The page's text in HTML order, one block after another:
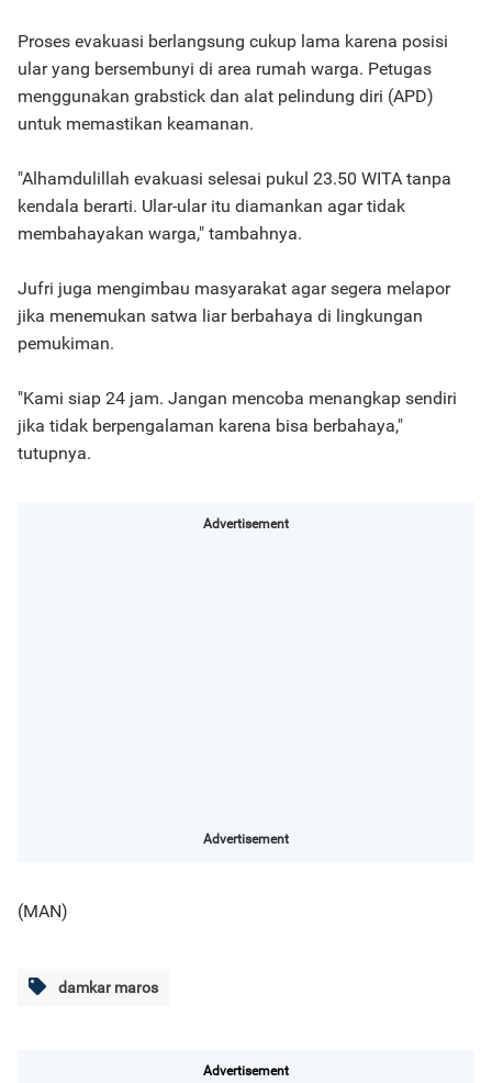
Proses evakuasi berlangsung cukup lama karena posisi
ular yang bersembunyi di area rumah warga. Petugas
menggunakan grabstick dan alat pelindung diri (APD)
untuk memastikan keamanan.
"Alhamdulillah evakuasi selesai pukul 23.50 WITA tanpa
kendala berarti. Ular-ular itu diamankan agar tidak
membahayakan warga," tambahnya.
Jufri juga mengimbau masyarakat agar segera melapor
jika menemukan satwa liar berbahaya di lingkungan
pemukiman.
"Kami siap 24 jam. Jangan mencoba menangkap sendiri
jika tidak berpengalaman karena bisa berbahaya,"
tutupnya.
Advertisement
Advertisement
(MAN)
damkar maros
Advertisement